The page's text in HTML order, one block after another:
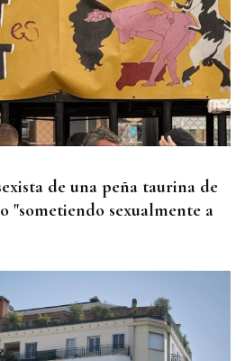
y abejas: cuándo una reacción
tu vida
de una peña taurina de
"sometiendo sexualmente a